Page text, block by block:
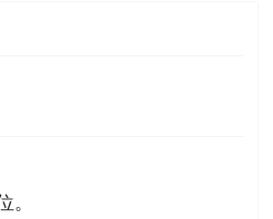
法规及相关知识和专业工
员必须在一个考试年度内
考生需要合理规划考试时
成所有科目的考试。
信息？
。